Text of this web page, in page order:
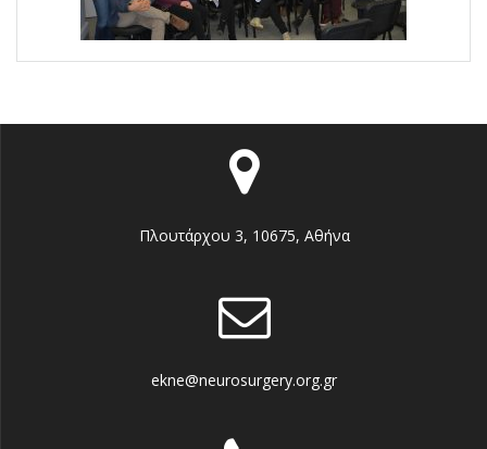
Πλουτάρχου 3, 10675, Αθήνα
ekne@neurosurgery.org.gr